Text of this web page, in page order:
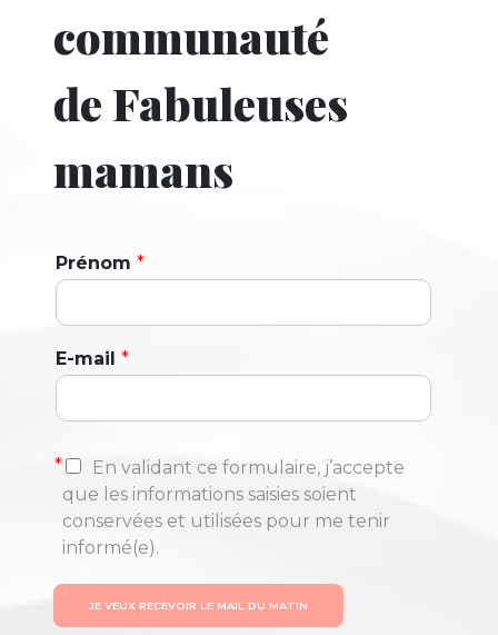
communauté
de Fabuleuses
mamans
Prénom *
E-mail *
*
En validant ce formulaire, j’accepte
que les informations saisies soient
conservées et utilisées pour me tenir
informé(e).
JE VEUX RECEVOIR LE MAIL DU MATIN